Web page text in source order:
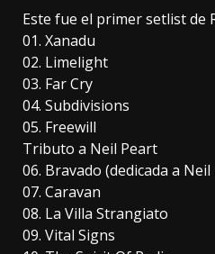
Este fue el primer setlist de
01. Xanadu
02. Limelight
03. Far Cry
04. Subdivisions
05. Freewill
Tributo a Neil Peart
06. Bravado (dedicada a Neil
07. Caravan
08. La Villa Strangiato
09. Vital Signs